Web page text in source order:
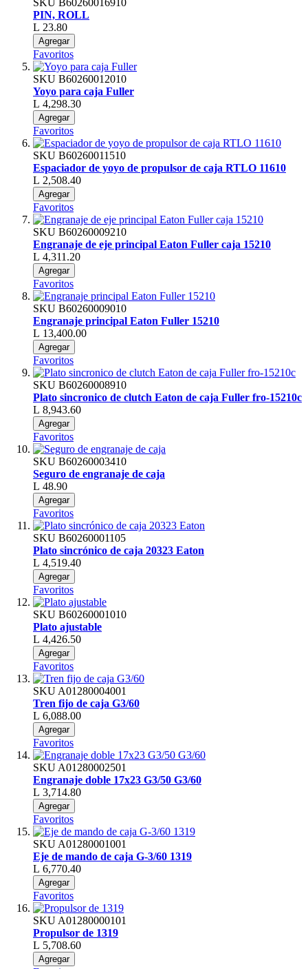
PIN, ROLL
L 23.80
Agregar
Favoritos
SKU B60260012010
Yoyo para caja Fuller
L 4,298.30
Agregar
Favoritos
SKU B60260011510
Espaciador de yoyo de propulsor de caja RTLO 11610
L 2,508.40
Agregar
Favoritos
SKU B60260009210
Engranaje de eje principal Eaton Fuller caja 15210
L 4,311.20
Agregar
Favoritos
SKU B60260009010
Engranaje principal Eaton Fuller 15210
L 13,400.00
Agregar
Favoritos
SKU B60260008910
Plato sincronico de clutch Eaton de caja Fuller fro-15210c
L 8,943.60
Agregar
Favoritos
SKU B60260003410
Seguro de engranaje de caja
L 48.90
Agregar
Favoritos
SKU B60260001105
Plato sincrónico de caja 20323 Eaton
L 4,519.40
Agregar
Favoritos
SKU B60260001010
Plato ajustable
L 4,426.50
Agregar
Favoritos
SKU A01280004001
Tren fijo de caja G3/60
L 6,088.00
Agregar
Favoritos
SKU A01280002501
Engranaje doble 17x23 G3/50 G3/60
L 3,714.80
Agregar
Favoritos
SKU A01280001001
Eje de mando de caja G-3/60 1319
L 6,770.40
Agregar
Favoritos
SKU A01280000101
Propulsor de 1319
L 5,708.60
Agregar